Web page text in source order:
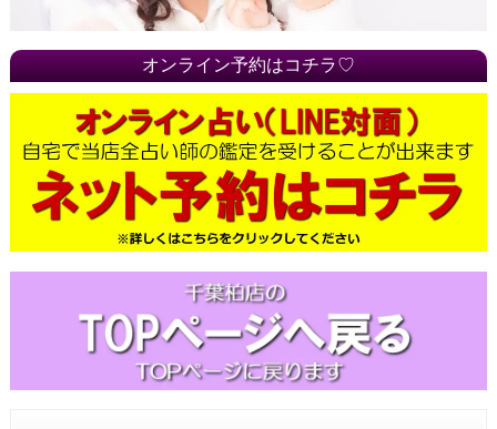
オンライン予約はコチラ♡